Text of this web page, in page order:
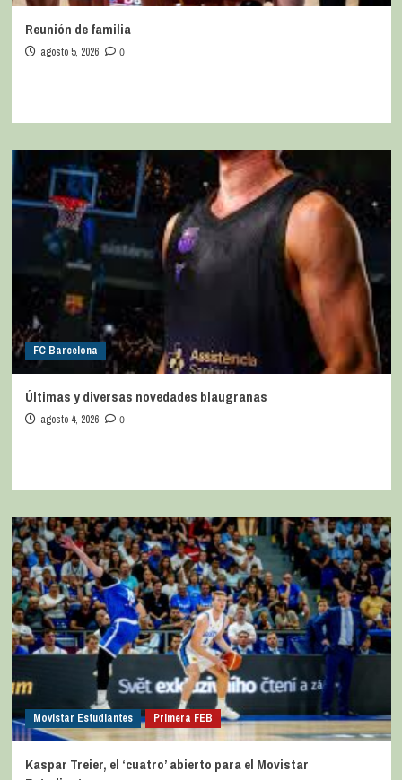
Reunión de familia
agosto 5, 2026 0
FC Barcelona
Últimas y diversas novedades blaugranas
agosto 4, 2026 0
Movistar Estudiantes Primera FEB
Kaspar Treier, el ‘cuatro’ abierto para el Movistar